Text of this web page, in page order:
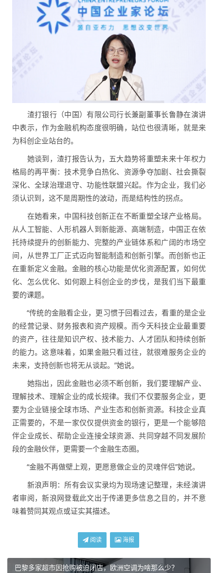
渣打银行（中国）有限公司行长兼副董事长鲁静在演讲
中表示，作为金融机构态度很明确，站位也很清晰，就是来
为科创企业站台的。
她谈到，渣打报告认为，五大趋势将重塑未来十年权力
格局的再平衡：技术竞争白热化、资源争夺加剧、社会撕裂
深化、全球治理退守、功能性联盟兴起。作为企业，我们必
须认识到，这不是周期性的波动，而是结构性的拐点。
在她看来，中国科技创新正在不断重塑全球产业格局。
从人工智能、人形机器人到新能源、高端制造，中国正在依
托持续提升的创新能力、完整的产业链体系和广阔的市场空
间，从世界工厂正式迈向智能制造和创新引擎。而创新也正
在重新定义金融。金融的核心功能是优化资源配置，如何优
化、怎么优化、如何跟上科创企业的步伐，是我们当下最重
要的课题。
“传统的金融看企业，更习惯于回看过去，看重的是企业
的经营记录、财务报表和资产规模。而今天科技企业最重要
的资产，往往是知识产权、技术能力、人才团队和持续创新
的能力。这意味着，如果金融只看过往，就很难服务企业的
未来，支持创新也将无从谈起。”她说。
她指出，因此金融也必须不断创新，我们要理解产业、
理解技术、理解企业的成长规律。我们不仅要服务企业，更
要为企业链接全球市场、产业生态和创新资源。科技企业真
正需要的，不是一家仅仅提供资金的银行，更是一个能够陪
伴企业成长、帮助企业连接全球资源、共同穿越不同发展阶
段的金融伙伴，更需要一个金融生态圈。
“金融不再做壁上观，更愿意做企业的灵魂伴侣”她说。
新浪声明：所有会议实录均为现场速记整理，未经演讲
者审阅，新浪网登载此文出于传递更多信息之目的，并不意
味着赞同其观点或证实其描述。
阅读 海报
巴黎多家超市因抢购被迫闭店，欧洲空调为啥那么少？